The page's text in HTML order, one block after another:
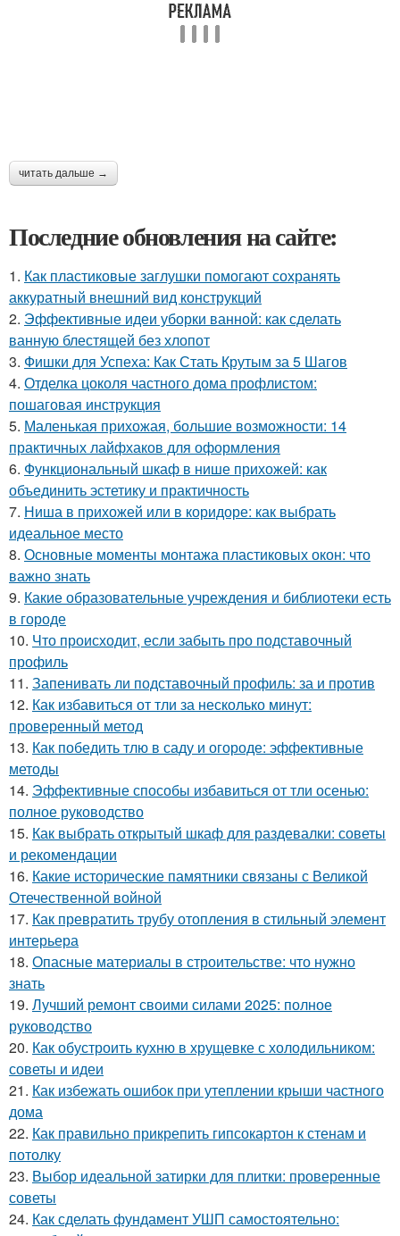
читать дальше →
Последние обновления на сайте:
1. Как пластиковые заглушки помогают сохранять
аккуратный внешний вид конструкций
2. Эффективные идеи уборки ванной: как сделать
ванную блестящей без хлопот
3. Фишки для Успеха: Как Стать Крутым за 5 Шагов
4. Отделка цоколя частного дома профлистом:
пошаговая инструкция
5. Маленькая прихожая, большие возможности: 14
практичных лайфхаков для оформления
6. Функциональный шкаф в нише прихожей: как
объединить эстетику и практичность
7. Ниша в прихожей или в коридоре: как выбрать
идеальное место
8. Основные моменты монтажа пластиковых окон: что
важно знать
9. Какие образовательные учреждения и библиотеки есть
в городе
10. Что происходит, если забыть про подставочный
профиль
11. Запенивать ли подставочный профиль: за и против
12. Как избавиться от тли за несколько минут:
проверенный метод
13. Как победить тлю в саду и огороде: эффективные
методы
14. Эффективные способы избавиться от тли осенью:
полное руководство
15. Как выбрать открытый шкаф для раздевалки: советы
и рекомендации
16. Какие исторические памятники связаны с Великой
Отечественной войной
17. Как превратить трубу отопления в стильный элемент
интерьера
18. Опасные материалы в строительстве: что нужно
знать
19. Лучший ремонт своими силами 2025: полное
руководство
20. Как обустроить кухню в хрущевке с холодильником:
советы и идеи
21. Как избежать ошибок при утеплении крыши частного
дома
22. Как правильно прикрепить гипсокартон к стенам и
потолку
23. Выбор идеальной затирки для плитки: проверенные
советы
24. Как сделать фундамент УШП самостоятельно: